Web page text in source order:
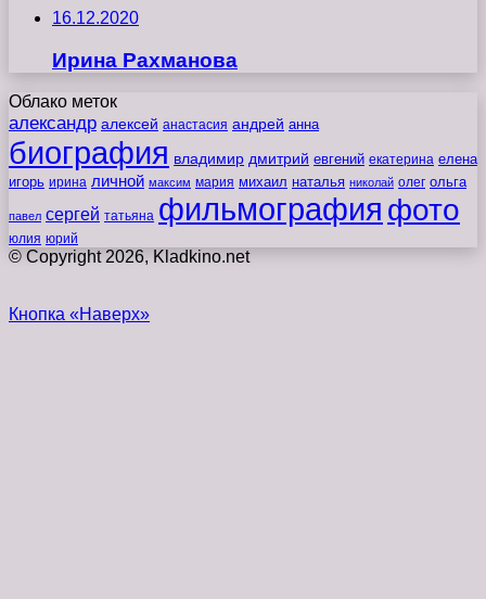
16.12.2020
Ирина Рахманова
Облако меток
александр алексей анастасия андрей анна
биография владимир дмитрий евгений екатерина елена
игорь ирина личной максим мария михаил наталья николай олег ольга
павел сергей татьяна фильмография фото
юлия юрий
© Copyright 2026, Kladkino.net
Кнопка «Наверх»